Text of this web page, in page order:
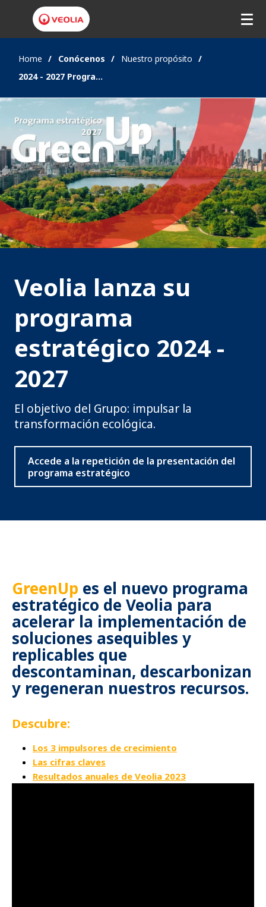
Home Conócenos
Nuestro propósito
2024 - 2027 Programa Estratégico
Veolia lanza su
programa
estratégico 2024 -
2027
El objetivo del Grupo: impulsar la
transformación ecológica.
Accede a la repetición de la presentación del
programa estratégico
GreenUp es el nuevo programa
estratégico de Veolia para
acelerar la implementación de
soluciones asequibles y
replicables que
descontaminan, descarbonizan
y regeneran nuestros recursos.
Descubre:
Los 3 impulsores de crecimiento
Las cifras claves
Resultados anuales de Veolia 2023